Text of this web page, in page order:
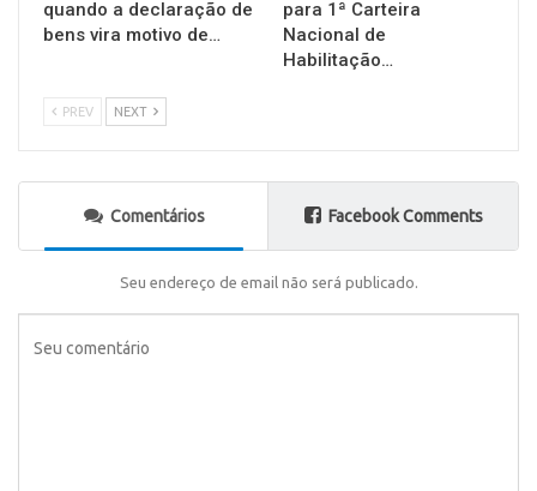
quando a declaração de
bens vira motivo de…
para 1ª Carteira
Nacional de
Habilitação…
PREV NEXT
Comentários Facebook Comments
Seu endereço de email não será publicado.